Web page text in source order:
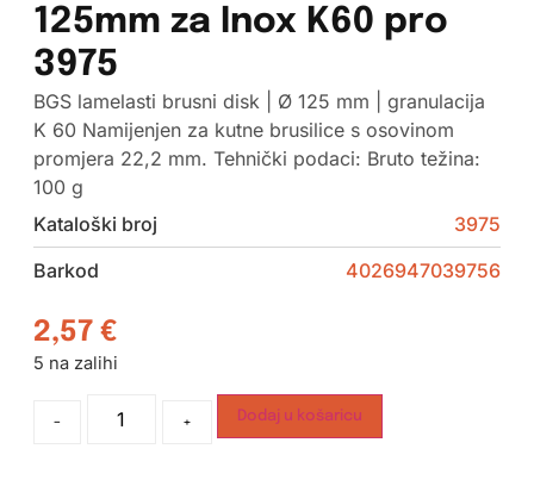
125mm za Inox K60 pro
3975
BGS lamelasti brusni disk | Ø 125 mm | granulacija
K 60 Namijenjen za kutne brusilice s osovinom
promjera 22,2 mm. Tehnički podaci: Bruto težina:
100 g
Kataloški broj
3975
Barkod
4026947039756
2,57 €
5 na zalihi
- + Dodaj u košaricu